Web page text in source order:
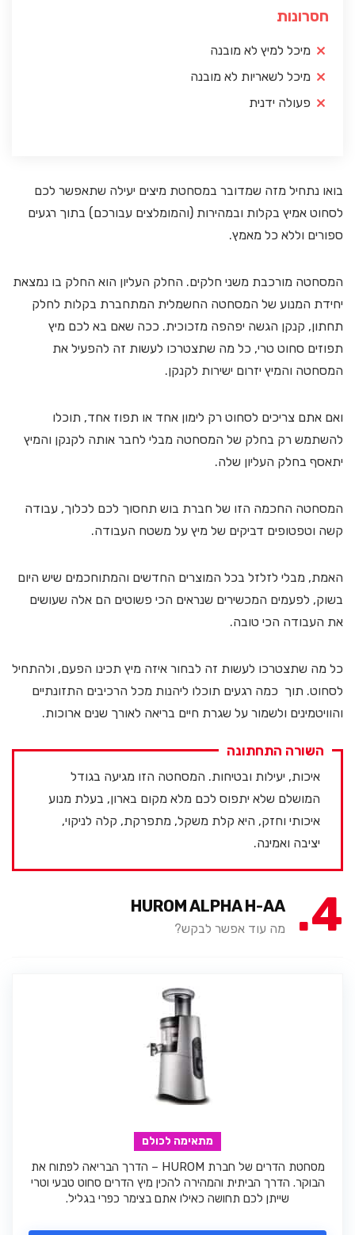
חסרונות
מיכל למיץ לא מובנה
מיכל לשאריות לא מובנה
פעולה ידנית
בואו נתחיל מזה שמדובר במסחטת מיצים יעילה שתאפשר לכם
לסחוט אמיץ בקלות ובמהירות (והמומלצים עבורכם) בתוך רגעים
ספורים וללא כל מאמץ.
המסחטה מורכבת משני חלקים. החלק העליון הוא החלק בו נמצאת
יחידת המנוע של המסחטה החשמלית המתחברת בקלות לחלק
תחתון, קנקן הגשה יפהפה מזכוכית. ככה שאם בא לכם מיץ
תפוזים סחוט טרי, כל מה שתצטרכו לעשות זה להפעיל את
המסחטה והמיץ יזרום ישירות לקנקן.
ואם אתם צריכים לסחוט רק לימון אחד או תפוז אחד, תוכלו
להשתמש רק בחלק של המסחטה מבלי לחבר אותה לקנקן והמיץ
יתאסף בחלק העליון שלה.
המסחטה החכמה הזו של חברת בוש תחסוך לכם לכלוך, עבודה
קשה וטפטופים דביקים של מיץ על משטח העבודה.
האמת, מבלי לזלזל בכל המוצרים החדשים והמתוחכמים שיש היום
בשוק, לפעמים המכשירים שנראים הכי פשוטים הם אלה שעושים
את העבודה הכי טובה.
כל מה שתצטרכו לעשות זה לבחור איזה מיץ תכינו הפעם, ולהתחיל
לסחוט. תוך כמה רגעים תוכלו ליהנות מכל הרכיבים התזונתיים
והוויטמינים ולשמור על שגרת חיים בריאה לאורך שנים ארוכות.
השורה התחתונה
איכות, יעילות ובטיחות. המסחטה הזו מגיעה בגודל
המושלם שלא יתפוס לכם מלא מקום בארון, בעלת מנוע
איכותי וחזק, היא קלת משקל, מתפרקת, קלה לניקוי,
יציבה ואמינה.
4
HUROM ALPHA H-AA
מה עוד אפשר לבקש?
מתאימה לכולם
מסחטת הדרים של חברת HUROM – הדרך הבריאה לפתוח את
הבוקר. הדרך הביתית והמהירה להכין מיץ הדרים סחוט טבעי וטרי
שייתן לכם תחושה כאילו אתם בצימר כפרי בגליל.